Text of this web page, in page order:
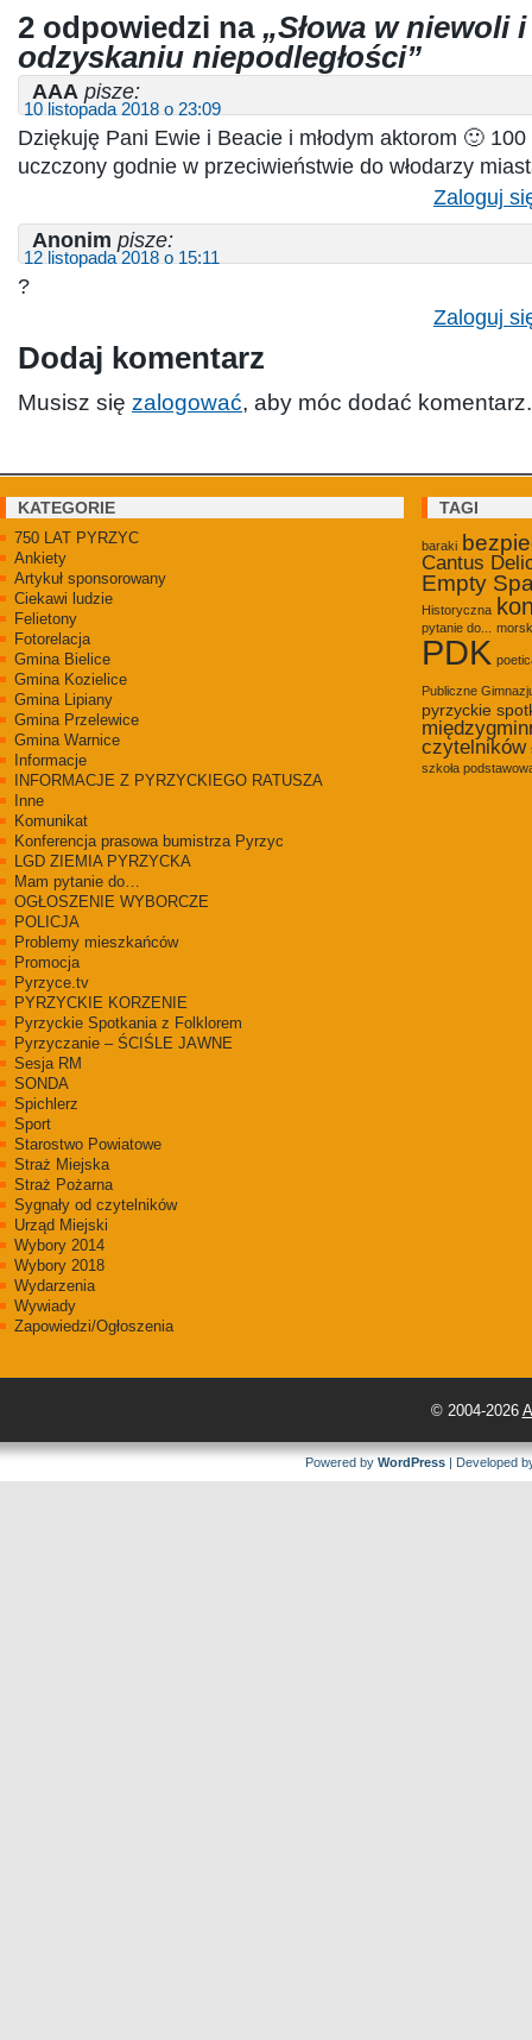
2 odpowiedzi na „Słowa w niewoli
odzyskaniu niepodległości”
AAA pisze:
10 listopada 2018 o 23:09
Dziękuję Pani Ewie i Beacie i młodym aktorom 🙂 100
uczczony godnie w przeciwieństwie do włodarzy
Zaloguj
Anonim pisze:
12 listopada 2018 o 15:11
?
Zaloguj
Dodaj komentarz
Musisz się zalogować, aby móc dodać komentarz.
KATEGORIE
750 LAT PYRZYC
Ankiety
Artykuł sponsorowany
Ciekawi ludzie
Felietony
Fotorelacja
Gmina Bielice
Gmina Kozielice
Gmina Lipiany
Gmina Przelewice
Gmina Warnice
Informacje
INFORMACJE Z PYRZYCKIEGO RATUSZA
Inne
Komunikat
Konferencja prasowa bumistrza Pyrzyc
LGD ZIEMIA PYRZYCKA
Mam pytanie do…
OGŁOSZENIE WYBORCZE
POLICJA
Problemy mieszkańców
Promocja
Pyrzyce.tv
PYRZYCKIE KORZENIE
Pyrzyckie Spotkania z Folklorem
Pyrzyczanie – ŚCIŚLE JAWNE
Sesja RM
SONDA
Spichlerz
Sport
Starostwo Powiatowe
Straż Miejska
Straż Pożarna
Sygnały od czytelników
Urząd Miejski
Wybory 2014
Wybory 2018
Wydarzenia
Wywiady
Zapowiedzi/Ogłoszenia
TAGI
baraki
Cantus
Empty
Historyczna
pytanie do...
PDK
Publiczne
pyrzyckie
czytelników
szkoła
© 2004-2026
Powered by WordPress | Developed